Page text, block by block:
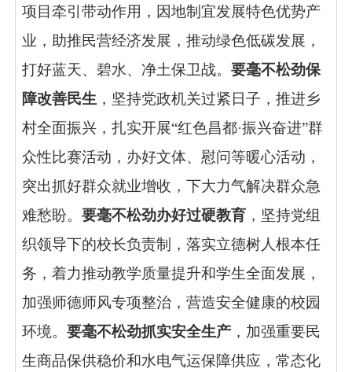
项目牵引带动作用，因地制宜发展特色优势产
业，助推民营经济发展，推动绿色低碳发展，
打好蓝天、碧水、净土保卫战。 要毫不松劲保
障改善民生，坚持党政机关过紧日子，推进乡
村全面振兴，扎实开展“红色昌都·振兴奋进”群
众性比赛活动，办好文体、慰问等暖心活动，
突出抓好群众就业增收，下大力气解决群众急
难愁盼。 要毫不松劲办好过硬教育，坚持党组
织领导下的校长负责制，落实立德树人根本任
务，着力推动教学质量提升和学生全面发展，
加强师德师风专项整治，营造安全健康的校园
环境。 要毫不松劲抓实安全生产，加强重要民
生商品保供稳价和水电气运保障供应，常态化